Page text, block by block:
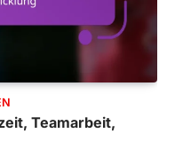
Teamarbeit,